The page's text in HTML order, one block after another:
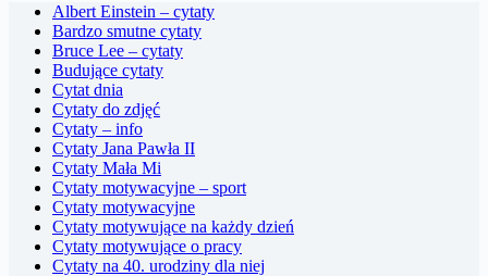
Albert Einstein – cytaty
Bardzo smutne cytaty
Bruce Lee – cytaty
Budujące cytaty
Cytat dnia
Cytaty do zdjęć
Cytaty – info
Cytaty Jana Pawła II
Cytaty Mała Mi
Cytaty motywacyjne – sport
Cytaty motywacyjne
Cytaty motywujące na każdy dzień
Cytaty motywujące o pracy
Cytaty na 40. urodziny dla niej